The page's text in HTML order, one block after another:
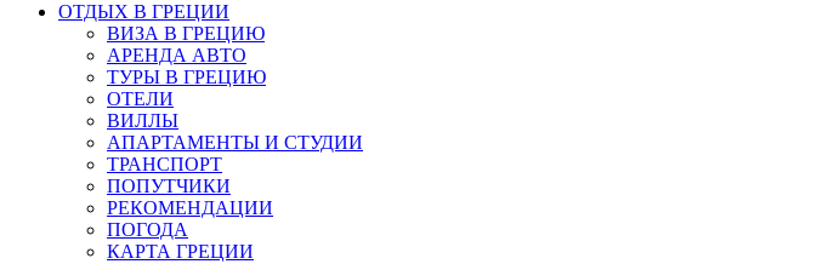
ОТДЫХ В ГРЕЦИИ
ВИЗА В ГРЕЦИЮ
АРЕНДА АВТО
ТУРЫ В ГРЕЦИЮ
ОТЕЛИ
ВИЛЛЫ
АПАРТАМЕНТЫ И СТУДИИ
ТРАНСПОРТ
ПОПУТЧИКИ
РЕКОМЕНДАЦИИ
ПОГОДА
КАРТА ГРЕЦИИ